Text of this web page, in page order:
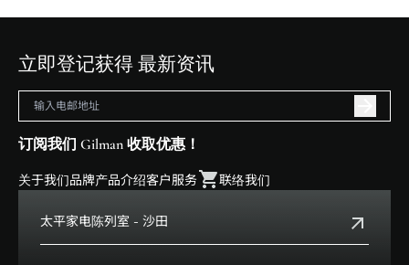
立即登记获得 最新资讯
订阅我们 Gilman 收取优惠！
关于我们品牌产品介绍客户服务 联络我们
太平家电陈列室 - 沙田